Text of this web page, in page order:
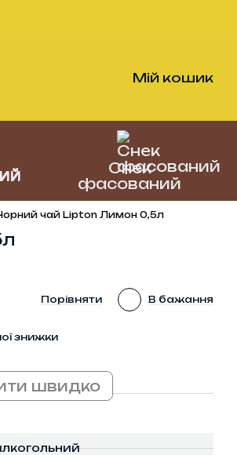
Мій кошик
Снек
фасований
чай Lipton Лимон 0,5л
Порівняти В бажання
знижки
швидко